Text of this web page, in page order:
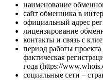
наименование
сайт обменника в
официальный адрес
лицензирование
контакты и связь с
период работы
фактическая
года (https://
социальные сети –